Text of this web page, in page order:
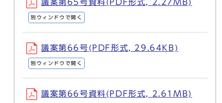
議案第65号資料(PDF形式, 2.27MB)
別ウィンドウで開く
議案第66号(PDF形式, 29.64KB)
別ウィンドウで開く
議案第66号資料(PDF形式, 2.61MB)